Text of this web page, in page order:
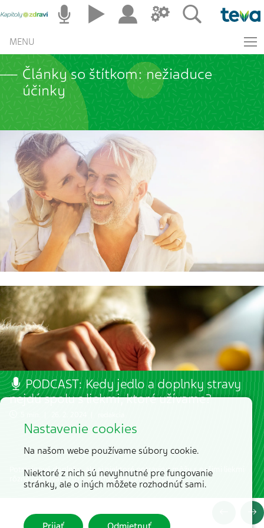
MENU
Články so štítkom: nežiaduce
účinky
PODCAST: Kedy jedlo a doplnky stravy
nejdú spolu s liekmi, ktoré užívame?
Potravinové doplnky, ale aj niektoré potraviny môžu s našimi liekmi
rôzne reagovať, a to nie vždy žiaducim spôsobom.
Nastavenie cookies
Na našom webe používame súbory cookie.
Niektoré z nich sú nevyhnutné pre fungovanie
stránky, ale o iných môžete rozhodnúť sami.